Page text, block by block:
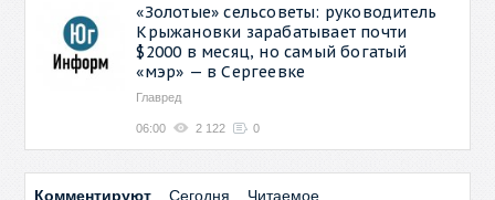
«Золотые» сельсоветы: руководитель
Крыжановки зарабатывает почти
$2000 в месяц, но самый богатый
«мэр» — в Сергеевке
Главред
06:00 2 122 0
Комментируют Сегодня Читаемое